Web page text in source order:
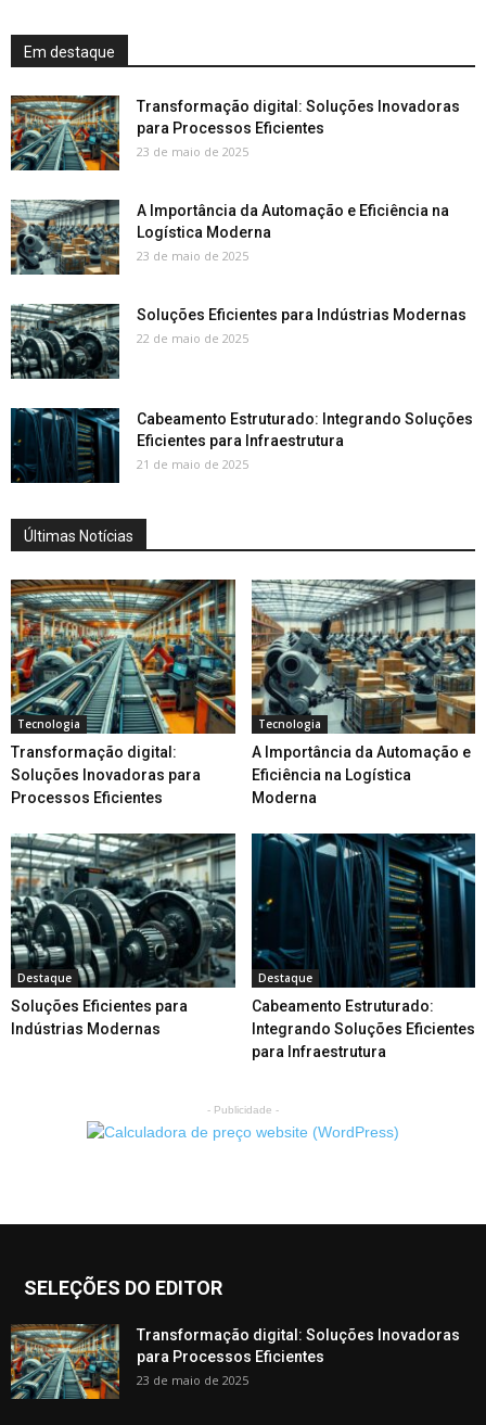
Em destaque
Transformação digital: Soluções Inovadoras
para Processos Eficientes
23 de maio de 2025
A Importância da Automação e Eficiência na
Logística Moderna
23 de maio de 2025
Soluções Eficientes para Indústrias Modernas
22 de maio de 2025
Cabeamento Estruturado: Integrando Soluções
Eficientes para Infraestrutura
21 de maio de 2025
Últimas Notícias
Tecnologia
Transformação digital:
Soluções Inovadoras para
Processos Eficientes
Tecnologia
A Importância da Automação e
Eficiência na Logística
Moderna
Destaque
Soluções Eficientes para
Indústrias Modernas
Destaque
Cabeamento Estruturado:
Integrando Soluções Eficientes
para Infraestrutura
- Publicidade -
SELEÇÕES DO EDITOR
Transformação digital: Soluções Inovadoras
para Processos Eficientes
23 de maio de 2025